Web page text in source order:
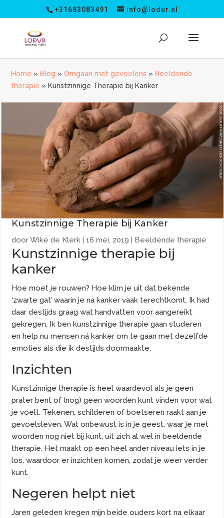
+31683083491 info@lodur.nl
Home » Blog »Omgaan met gevoelens » Beeldende
therapie » Kunstzinnige Therapie bij Kanker
Kunstzinnige Therapie bij Kanker
doorWike de Klerk |16 mei, 2019 | Beeldende therapie
Kunstzinnige therapie bij
kanker
Hoe moet je rouwen? Hoe klim je uit dat bekende
‘zwarte gat’ waarin je na kanker vaak terechtkomt. Ik had
daar destijds graag wat handvatten voor aangereikt
gekregen. Ik ben kunstzinnige therapie gaan studeren
en help nu mensen ná kanker om te gaan met dezelfde
emoties als die ik destijds doormaakte.
Inzichten
Kunstzinnige therapie is heel waardevol als je geen
prater bent of (nog) geen woorden kunt vinden voor wat
je voelt. Tekenen, schilderen of boetseren raakt aan je
gevoelsleven. Wat onbewust is in je geest, waar je met
woorden nog niet bij kunt, uit zich al wel in beeldende
therapie. Het maakt op een heel ander niveau iets in je
los, waardoor er inzichten komen, zodat je weer verder
kunt.
Negeren helpt niet
Jaren geleden kregen mijn beide ouders kort na elkaar